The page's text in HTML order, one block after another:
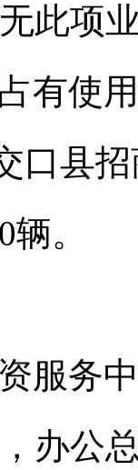
此项
有使
口县
。
服务
办公